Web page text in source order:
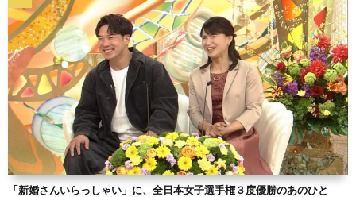
「新婚さんいらっしゃい」に、全日本女子選手権３度優勝のあのひと